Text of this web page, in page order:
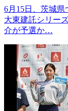
6月15日、茨城
大東建託シリー
介が予選か…